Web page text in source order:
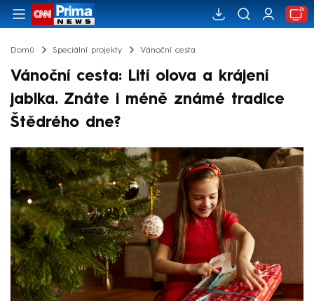
Domů Speciální projekty Vánoční cesta
Vánoční cesta: Lití olova a krájení
jablka. Znáte i méně známé tradice
Štědrého dne?